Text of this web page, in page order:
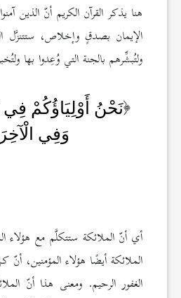
هنا يذكر القرآن الكريم أنّ الذين
الإيمان بصدقٍ وإخلاص، ستتنزَّل
ولتُبشِّرهم بالجنة التي وُعِدوا بها
نَحْنُ أَوْلِيَاؤُكُمْ فِي
وَفِي
أي أنّ الملائكة ستتكلَّم مع هؤلاء
الملائكة أيضًا هؤلاء المؤمنين،
الغفور الرحيم. ومعنى هذا أنّ